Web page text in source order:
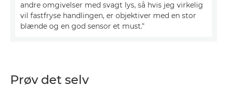
andre omgivelser med svagt lys, så hvis jeg virkelig
vil fastfryse handlingen, er objektiver med en stor
blænde og en god sensor et must."
Prøv det selv